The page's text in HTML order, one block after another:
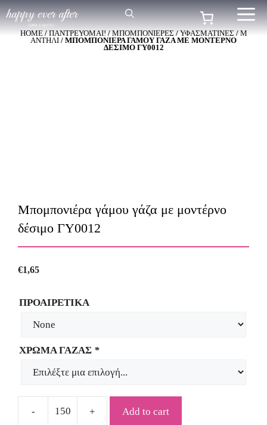
Μετάβαση
σε
περιεχόμενο
HOME/ΠΑΝΤΡΕΥΟΜΑΙ!/ΜΠΟΜΠΟΝΙΕΡΕΣ/ΥΦΑΣΜΑΤΙΝΕΣ/Μ
ΑΝΤΗΛΙ / ΜΠΟΜΠΟΝΙΈΡΑ ΓΆΜΟΥ ΓΆΖΑ ΜΕ ΜΟΝΤΈΡΝΟ
ΔΈΣΙΜΟ ΓΥ0012
Μπομπονιέρα γάμου γάζα με μοντέρνο
δέσιμο ΓΥ0012
€1,65
ΠΡΟΑΙΡΕΤΙΚΑ
ΧΡΩΜΑ ΓΑΖΑΣ *
Μπομπονιέρα
Add to cart